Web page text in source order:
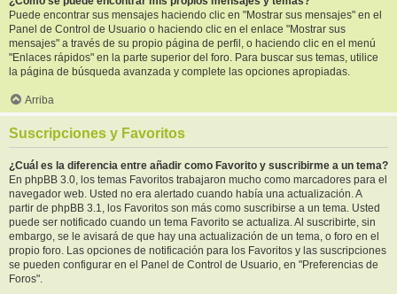
Puede encontrar sus mensajes haciendo clic en "Mostrar sus mensajes" en el
Panel de Control de Usuario o haciendo clic en el enlace "Mostrar sus
mensajes" a través de su propio página de perfil, o haciendo clic en el menú
"Enlaces rápidos" en la parte superior del foro. Para buscar sus temas, utilice
la página de búsqueda avanzada y complete las opciones apropiadas.
Arriba
Suscripciones y Favoritos
¿Cuál es la diferencia entre añadir como Favorito y suscribirme a un tema?
En phpBB 3.0, los temas Favoritos trabajaron mucho como marcadores para el
navegador web. Usted no era alertado cuando había una actualización. A
partir de phpBB 3.1, los Favoritos son más como suscribirse a un tema. Usted
puede ser notificado cuando un tema Favorito se actualiza. Al suscribirte, sin
embargo, se le avisará de que hay una actualización de un tema, o foro en el
propio foro. Las opciones de notificación para los Favoritos y las suscripciones
se pueden configurar en el Panel de Control de Usuario, en "Preferencias de
Foros".